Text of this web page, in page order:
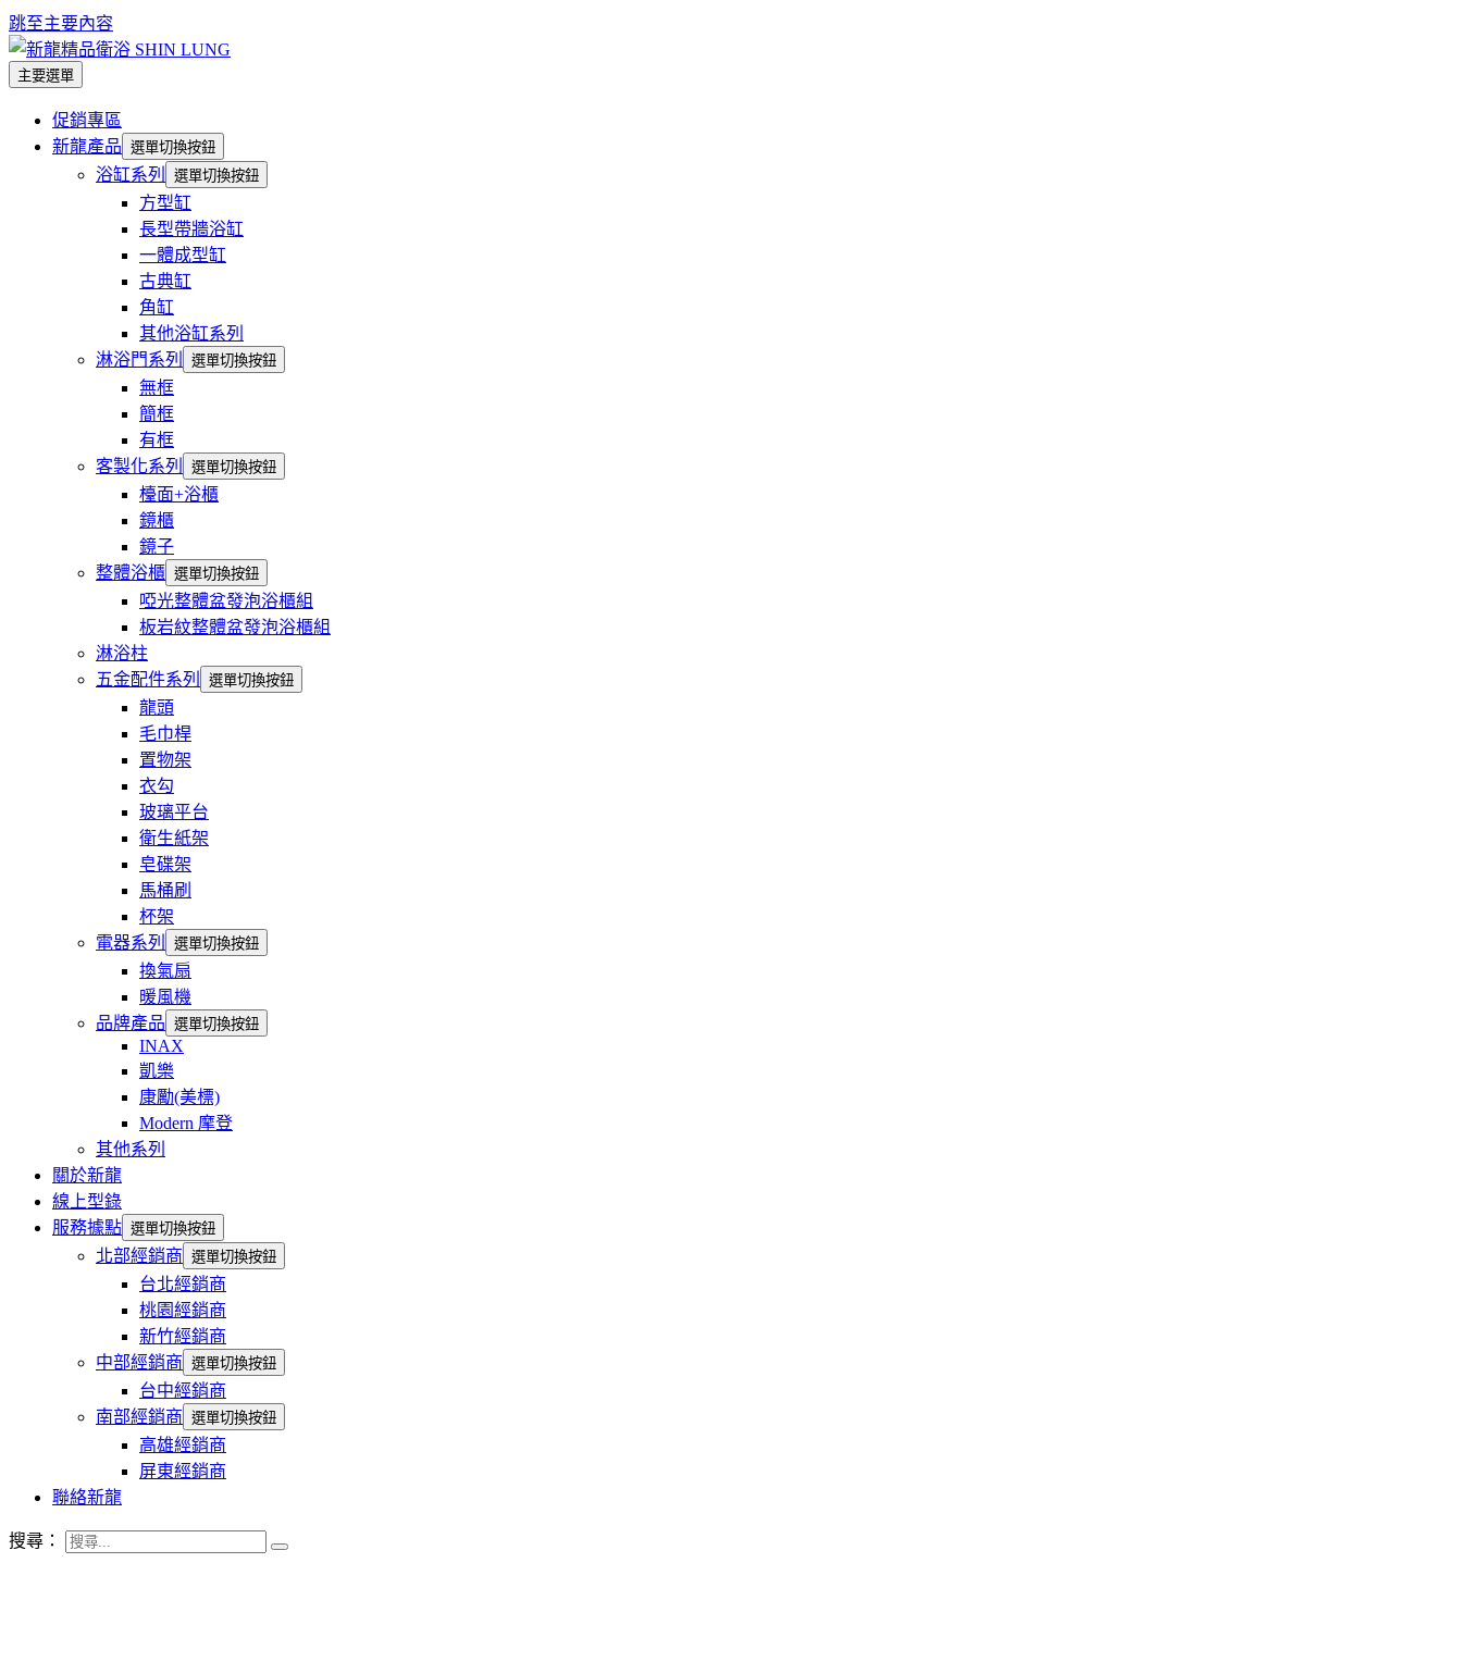
跳至主要內容
主要選單
促銷專區
新龍產品 選單切換按鈕
浴缸系列 選單切換按鈕
方型缸
長型帶牆浴缸
一體成型缸
古典缸
角缸
其他浴缸系列
淋浴門系列
選單切換按鈕
無框
簡框
有框
客製化系列
選單切換按鈕
檯面+浴櫃
鏡櫃
鏡子
整體浴櫃 選單切換按鈕
啞光整體盆發泡浴櫃組
板岩紋整體盆發泡浴櫃組
淋浴柱
五金配件系列
選單切換按鈕
龍頭
毛巾桿
置物架
衣勾
玻璃平台
衛生紙架
皂碟架
馬桶刷
杯架
電器系列
選單切換按鈕
換氣扇
暖風機
品牌產品 選單切換按鈕
INAX
凱樂
康勵(美標)
Modern 摩登
其他系列
關於新龍
線上型錄
服務據點 選單切換按鈕
北部經銷商 選單切換按鈕
台北經銷商
桃園經銷商
新竹經銷商
中部經銷商 選單切換按鈕
台中經銷商
南部經銷商 選單切換按鈕
高雄經銷商
屏東經銷商
聯絡新龍
搜尋：